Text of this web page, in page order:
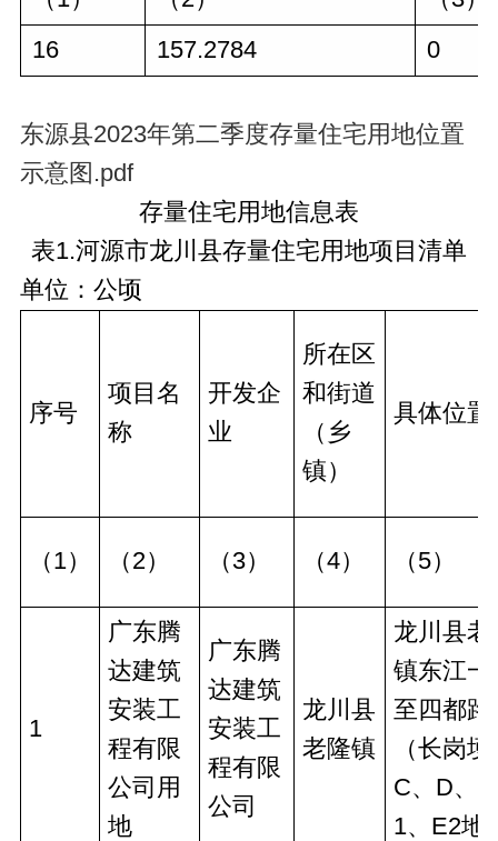
16
157.2784 0
东源县2023年第二季度存量住宅用地位置
示意图.pdf
存量住宅用地信息表
表1.河源市龙川县存量住宅用地项目清单
单位：公顷
序号
项目名
称
开发企
业
所在区
和街道
（乡
镇）
具体位置
（1） （2） （3） （4） （5）
1
广东腾
达建筑
安装工
程有限
公司用
地
广东腾
达建筑
安装工
程有限
公司
龙川县
老隆镇
龙川县老
镇东江一
至四都路
（长岗
C、D、E
1、E2地